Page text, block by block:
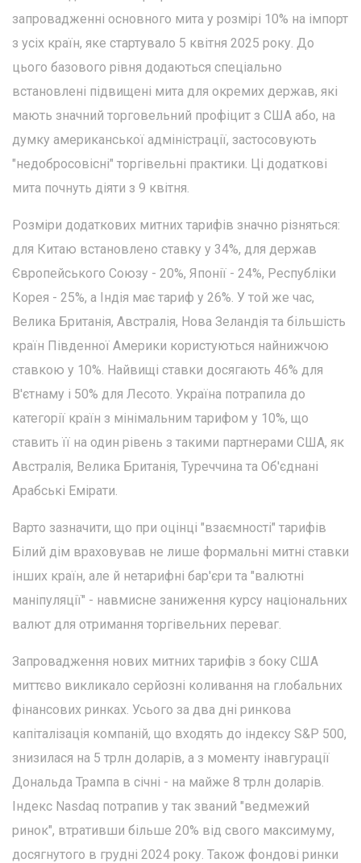
запровадженні основного мита у розмірі 10% на імпорт
з усіх країн, яке стартувало 5 квітня 2025 року. До
цього базового рівня додаються спеціально
встановлені підвищені мита для окремих держав, які
мають значний торговельний профіцит з США або, на
думку американської адміністрації, застосовують
"недобросовісні" торгівельні практики. Ці додаткові
мита почнуть діяти з 9 квітня.
Розміри додаткових митних тарифів значно різняться:
для Китаю встановлено ставку у 34%, для держав
Європейського Союзу - 20%, Японії - 24%, Республіки
Корея - 25%, а Індія має тариф у 26%. У той же час,
Велика Британія, Австралія, Нова Зеландія та більшість
країн Південної Америки користуються найнижчою
ставкою у 10%. Найвищі ставки досягають 46% для
В'єтнаму і 50% для Лесото. Україна потрапила до
категорії країн з мінімальним тарифом у 10%, що
ставить її на один рівень з такими партнерами США, як
Австралія, Велика Британія, Туреччина та Об'єднані
Арабські Емірати.
Варто зазначити, що при оцінці "взаємності" тарифів
Білий дім враховував не лише формальні митні ставки
інших країн, але й нетарифні бар'єри та "валютні
маніпуляції" - навмисне заниження курсу національних
валют для отримання торгівельних переваг.
Запровадження нових митних тарифів з боку США
миттєво викликало серйозні коливання на глобальних
фінансових ринках. Усього за два дні ринкова
капіталізація компаній, що входять до індексу S&P 500,
знизилася на 5 трлн доларів, а з моменту інавгурації
Дональда Трампа в січні - на майже 8 трлн доларів.
Індекс Nasdaq потрапив у так званий "ведмежий
ринок", втративши більше 20% від свого максимуму,
досягнутого в грудні 2024 року. Також фондові ринки